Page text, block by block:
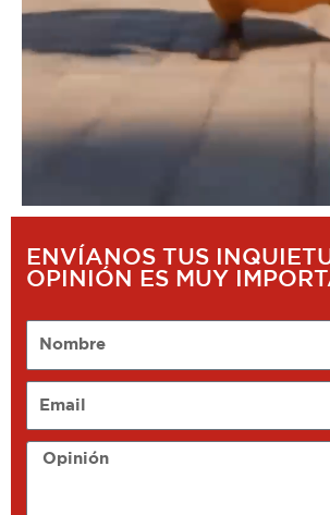
ENVÍANOS TUS
OPINIÓN ES MUY
Opinión